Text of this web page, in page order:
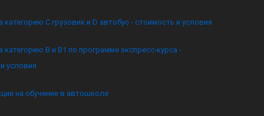
категорию C грузовик и D автобус - стоимость и условия
категорию B и B1 по программе экспресс-курса -
условия
на обучение в автошколе